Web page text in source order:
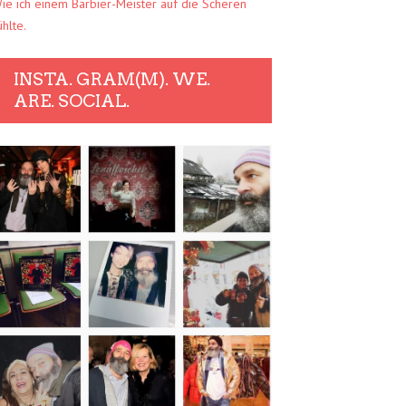
ich einem Barbier-Meister auf die Scheren
INSTA. GRAM(M). WE.
ARE. SOCIAL.